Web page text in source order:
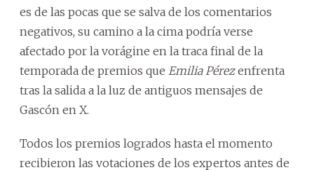
es de las pocas que se salva de los comentarios
negativos, su camino a la cima podría verse
afectado por la vorágine en la traca final de la
temporada de premios que Emilia Pérezenfrenta
tras la salida a la luz de antiguos mensajes de
Gascón en X.
Todos los premios logrados hasta el momento
recibieron las votaciones de los expertos antes de